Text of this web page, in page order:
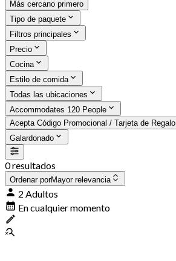
Más cercano primero
Tipo de paquete
Filtros principales
Precio
Cocina
Estilo de comida
Todas las ubicaciones
Accommodates 120 People
Acepta Código Promocional / Tarjeta de Regalo
Galardonado
0 resultados
Ordenar porMayor relevancia
2 Adultos
En cualquier momento